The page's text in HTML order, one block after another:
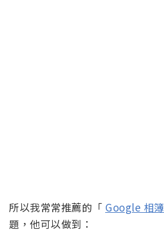
所以我常常推薦的「 Google 相簿
題，他可以做到：